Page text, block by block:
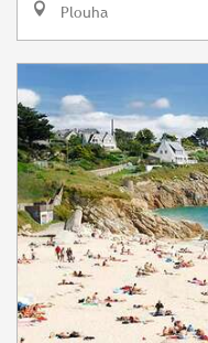
Plouha